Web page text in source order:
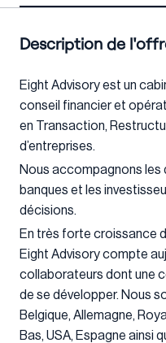
Description de
Eight Advisory est un
conseil financier et
en Transaction,
d’entreprises.
Nous accompagnons les
banques et les
décisions.
En très forte croissance
Eight Advisory compte
collaborateurs dont une
de se développer. Nous
Belgique, Allemagne,
Bas, USA, Espagne ainsi